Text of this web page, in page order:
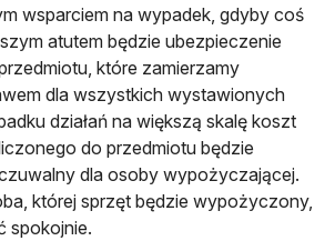
wsparciem na wypadek, gdyby coś
atutem będzie ubezpieczenie
które zamierzamy
dla wszystkich wystawionych
działań na większą skalę koszt
do przedmiotu będzie
dla osoby wypożyczającej.
której sprzęt będzie wypożyczony,
spokojnie.